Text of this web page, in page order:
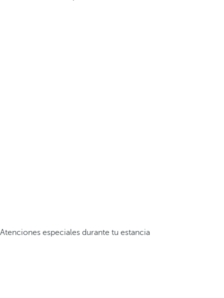
Atenciones especiales durante tu estancia